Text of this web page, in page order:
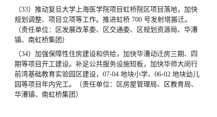
（33）推动复旦大学上海医学院项目虹桥院区项目落地，加快
规划调整、项目立项等工作。推进虹桥 700 号发射塔搬迁。
（责任单位：区发展改革委、区交通委、区规划资源局、华漕
镇、南虹桥集团）
（34）加强保障性住房建设和供给，加快华漕动迁房三期、四
期等项目开工建设。补足公共服务设施短板，加快华师大闵行
前湾基础教育实验园区建设，07-04 地块小学、06-02 地块幼儿
园等项目年内完工。（责任单位：区房屋管理局、区教育局、
华漕镇、南虹桥集团）